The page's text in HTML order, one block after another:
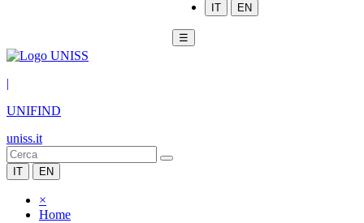
IT EN
☰
|
UNIFIND
uniss.it
IT EN
×
Home